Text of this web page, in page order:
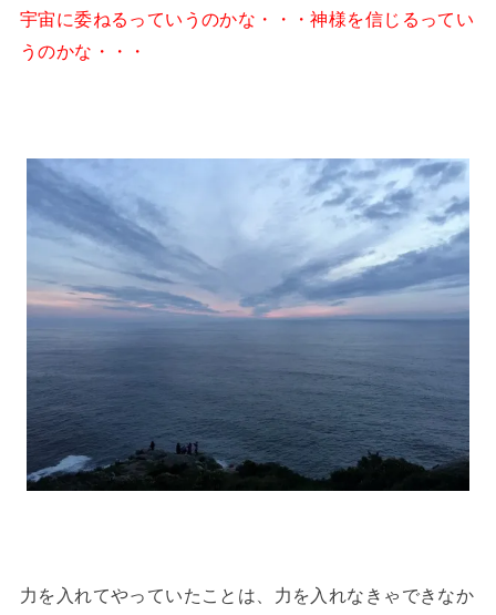
宇宙に委ねるっていうのかな・・・神様を信じるってい
うのかな・・・
力を入れてやっていたことは、力を入れなきゃできなか